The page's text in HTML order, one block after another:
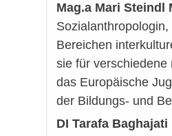
Mag.a Mari Steindl
Bereichen
sie für verschiedene
das Europäische
der Bildungs- und
DI Tarafa Baghajati